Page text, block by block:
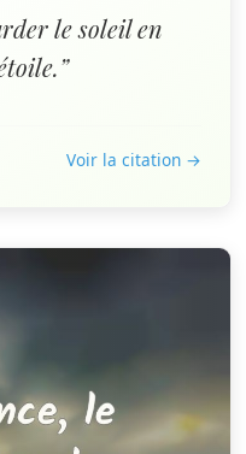
le soleil en
Voir la citation →